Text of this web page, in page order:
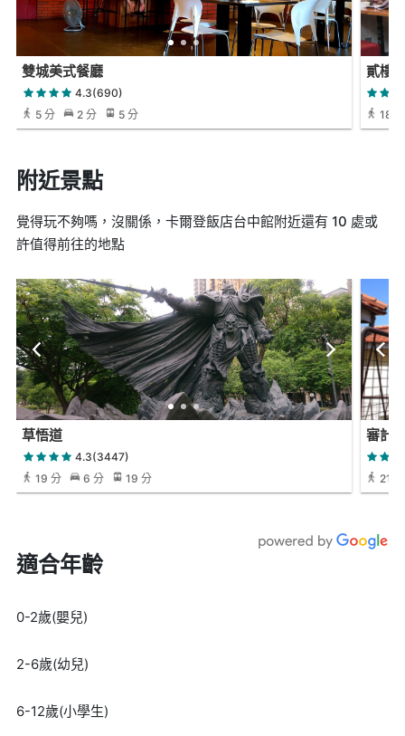
雙城美式餐廳
4.3(690)
5 分
2 分 5 分
貳樓
18 分
附近景點
覺得玩不夠嗎，沒關係，卡爾登飯店台中館附近還有 10 處或
許值得前往的地點
草悟道
4.3(3447)
19 分
6 分 19 分
審計
21 分
適合年齡
0-2歲(嬰兒)
2-6歲(幼兒)
6-12歲(小學生)